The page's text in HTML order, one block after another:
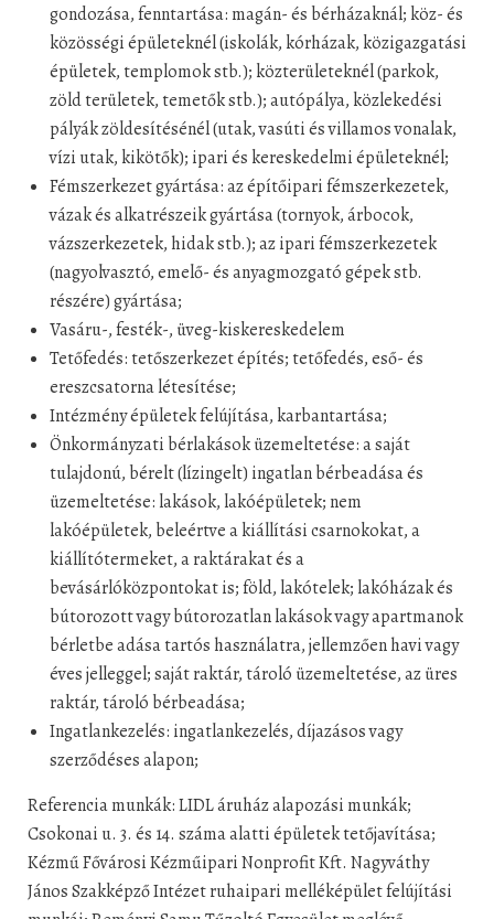
gondozása, fenntartása: magán- és bérházaknál; köz- és
közösségi épületeknél (iskolák, kórházak, közigazgatási
épületek, templomok stb.); közterületeknél (parkok,
zöld területek, temetők stb.); autópálya, közlekedési
pályák zöldesítésénél (utak, vasúti és villamos vonalak,
vízi utak, kikötők); ipari és kereskedelmi épületeknél;
Fémszerkezet gyártása: az építőipari fémszerkezetek,
vázak és alkatrészeik gyártása (tornyok, árbocok,
vázszerkezetek, hidak stb.); az ipari fémszerkezetek
(nagyolvasztó, emelő- és anyagmozgató gépek stb.
részére) gyártása;
Vasáru-, festék-, üveg-kiskereskedelem
Tetőfedés: tetőszerkezet építés; tetőfedés, eső- és
ereszcsatorna létesítése;
Intézmény épületek felújítása, karbantartása;
Önkormányzati bérlakások üzemeltetése: a saját
tulajdonú, bérelt (lízingelt) ingatlan bérbeadása és
üzemeltetése: lakások, lakóépületek; nem
lakóépületek, beleértve a kiállítási csarnokokat, a
kiállítótermeket, a raktárakat és a
bevásárlóközpontokat is; föld, lakótelek; lakóházak és
bútorozott vagy bútorozatlan lakások vagy apartmanok
bérletbe adása tartós használatra, jellemzően havi vagy
éves jelleggel; saját raktár, tároló üzemeltetése, az üres
raktár, tároló bérbeadása;
Ingatlankezelés: ingatlankezelés, díjazásos vagy
szerződéses alapon;
Referencia munkák: LIDL áruház alapozási munkák;
Csokonai u. 3. és 14. száma alatti épületek tetőjavítása;
Kézmű Fővárosi Kézműipari Nonprofit Kft. Nagyváthy
János Szakképző Intézet ruhaipari melléképület felújítási